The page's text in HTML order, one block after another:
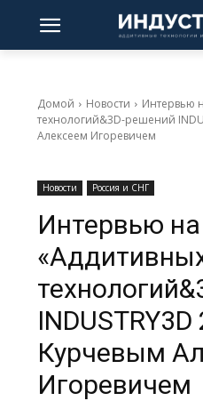
Домой Новости
Интервью
технологий&3D-решений
Алексеем Игоревичем
Новости Россия и СНГ
Интервью
Курчевым
Игоревичем